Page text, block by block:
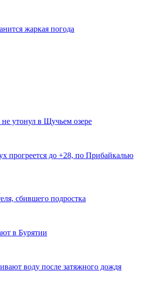
жаркая погода
утонул в Щучьем озере
прогреется до +28, по Прибайкалью
сбившего подростка
в Бурятии
воду после затяжного дождя